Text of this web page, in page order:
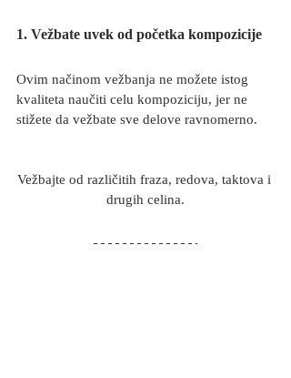
1. Vežbate uvek od početka kompozicije
Ovim načinom vežbanja ne možete istog
kvaliteta naučiti celu kompoziciju, jer ne
stižete da vežbate sve delove ravnomerno.
Vežbajte od različitih fraza, redova, taktova i
drugih celina.